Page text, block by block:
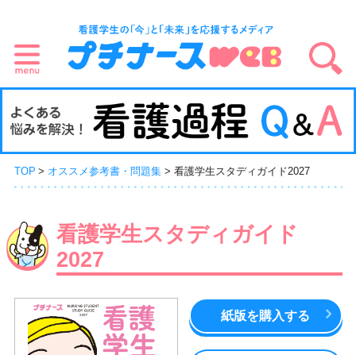
TOP オススメ参考書・問題集 看護学生スタディガイド2027
看護学生スタディガイド
2027
紙版を購入する